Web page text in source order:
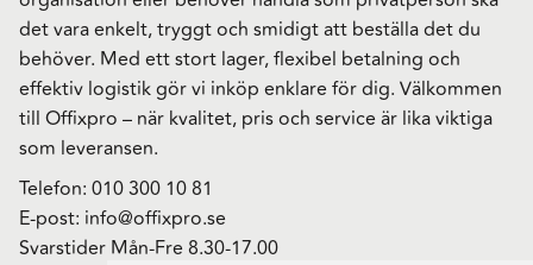
det vara enkelt, tryggt och smidigt att beställa det du
behöver. Med ett stort lager, flexibel betalning och
effektiv logistik gör vi inköp enklare för dig. Välkommen
till Offixpro – när kvalitet, pris och service är lika viktiga
som leveransen.
Telefon: 010 300 10 81
E-post: info@offixpro.se
Svarstider Mån-Fre 8.30-17.00